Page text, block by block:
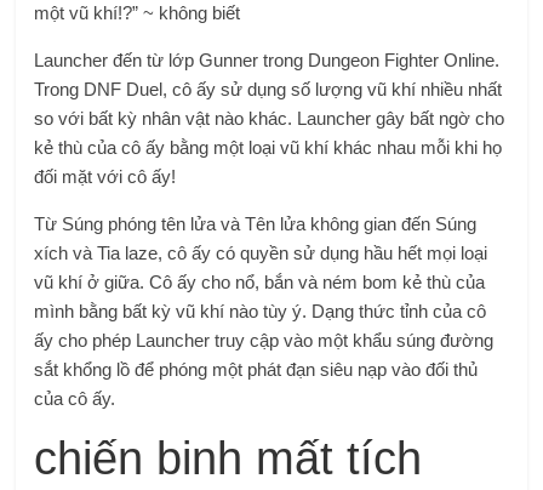
một vũ khí!?” ~ không biết
Launcher đến từ lớp Gunner trong Dungeon Fighter Online.
Trong DNF Duel, cô ấy sử dụng số lượng vũ khí nhiều nhất
so với bất kỳ nhân vật nào khác. Launcher gây bất ngờ cho
kẻ thù của cô ấy bằng một loại vũ khí khác nhau mỗi khi họ
đối mặt với cô ấy!
Từ Súng phóng tên lửa và Tên lửa không gian đến Súng
xích và Tia laze, cô ấy có quyền sử dụng hầu hết mọi loại
vũ khí ở giữa. Cô ấy cho nổ, bắn và ném bom kẻ thù của
mình bằng bất kỳ vũ khí nào tùy ý. Dạng thức tỉnh của cô
ấy cho phép Launcher truy cập vào một khẩu súng đường
sắt khổng lồ để phóng một phát đạn siêu nạp vào đối thủ
của cô ấy.
chiến binh mất tích